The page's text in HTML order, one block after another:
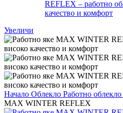
Увеличи
Начало Облекло Работно облекло
MAX WINTER REFLEX